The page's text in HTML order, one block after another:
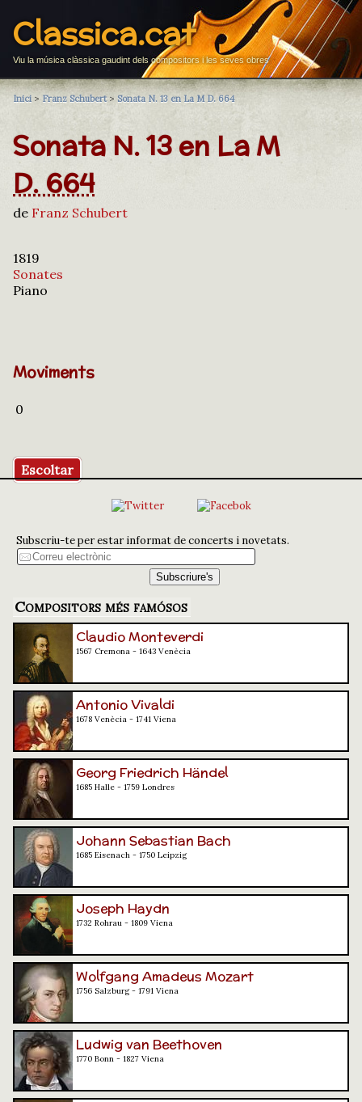
Classica.cat
Viu la música clàssica gaudint dels compositors i les seves obres
Inici > Franz Schubert> Sonata N. 13 en La M D. 664
Sonata N. 13 en La M
D. 664
de Franz Schubert
1819
Sonates
Piano
Moviments
0
Escoltar
Subscriu-te per estar informat de concerts i novetats.
Compositors més famósos
Claudio Monteverdi
1567 Cremona - 1643 Venècia
Antonio Vivaldi
1678 Venècia - 1741 Viena
Georg Friedrich Händel
1685 Halle - 1759 Londres
Johann Sebastian Bach
1685 Eisenach - 1750 Leipzig
Joseph Haydn
1732 Rohrau - 1809 Viena
Wolfgang Amadeus Mozart
1756 Salzburg - 1791 Viena
Ludwig van Beethoven
1770 Bonn - 1827 Viena